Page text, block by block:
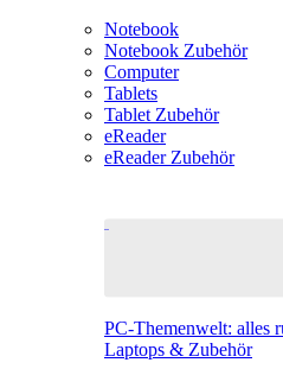
Notebook
Notebook Zubehör
Computer
Tablets
Tablet Zubehör
eReader
eReader Zubehör
PC-Themenwelt: alles
Laptops & Zubehör